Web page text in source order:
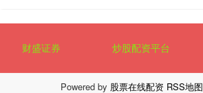
财盛证券 炒股配资平台
Powered by 股票在线配资 RSS地图